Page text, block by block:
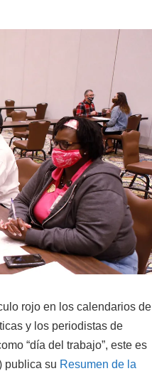
rojo en los calendarios de
y los periodistas de
“día del trabajo”, este es
publica su Resumen de la